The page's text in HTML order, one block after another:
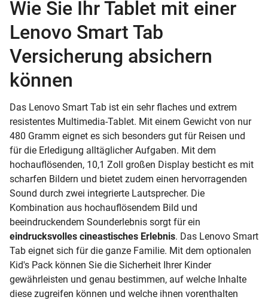
Wie Sie Ihr Tablet mit einer
Lenovo Smart Tab
Versicherung absichern
können
Das Lenovo Smart Tab ist ein sehr flaches und extrem
resistentes Multimedia-Tablet. Mit einem Gewicht von nur
480 Gramm eignet es sich besonders gut für Reisen und
für die Erledigung alltäglicher Aufgaben. Mit dem
hochauflösenden, 10,1 Zoll großen Display besticht es mit
scharfen Bildern und bietet zudem einen hervorragenden
Sound durch zwei integrierte Lautsprecher. Die
Kombination aus hochauflösendem Bild und
beeindruckendem Sounderlebnis sorgt für ein
eindrucksvolles cineastisches Erlebnis. Das Lenovo Smart
Tab eignet sich für die ganze Familie. Mit dem optionalen
Kid's Pack können Sie die Sicherheit Ihrer Kinder
gewährleisten und genau bestimmen, auf welche Inhalte
diese zugreifen können und welche ihnen vorenthalten